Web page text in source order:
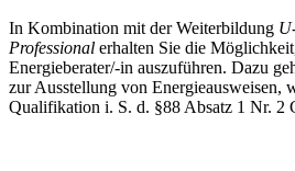
In Kombination mit der Weiterbildung
Professional erhalten Sie die
Energieberater/-in auszuführen. Dazu
zur Ausstellung von Energieausweisen,
Qualifikation i. S. d. §88 Absatz 1 Nr. 2